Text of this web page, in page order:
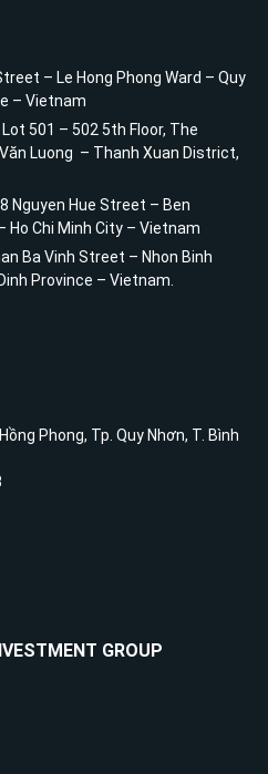
– Le Hong Phong Ward – Quy
– Vietnam
501 – 502 5th Floor, The
Luong – Thanh Xuan District,
Nguyen Hue Street – Ben
Ho Chi Minh City – Vietnam
Ba Vinh Street – Nhon Binh
Province – Vietnam.
Phong, Tp. Quy Nhơn, T. Bình
GROUP